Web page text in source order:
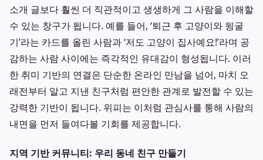
소개 글보다 훨씬 더 직관적이고 생생하게 그 사람을 이해할
수 있는 창구가 됩니다. 예를 들어, ‘퇴근 후 고양이와 뒹굴
기’라는 카드를 올린 사람과 ‘저도 고양이 집사예요!’라며 공
감하는 사람 사이에는 즉각적인 유대감이 형성됩니다. 이러
한 취미 기반의 연결은 단순한 온라인 만남을 넘어, 마치 오
래전부터 알고 지낸 친구처럼 편안한 관계로 발전할 수 있는
강력한 기반이 됩니다. 위피는 이처럼 관심사를 통해 사람의
내면을 먼저 들여다볼 기회를 제공합니다.
지역 기반 커뮤니티: 우리 동네 친구 만들기